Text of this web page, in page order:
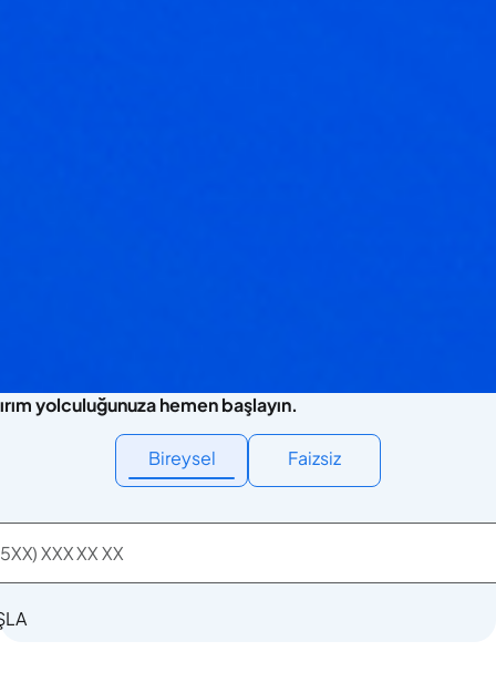
yolculuğunuza hemen başlayın.
Bireysel Faizsiz